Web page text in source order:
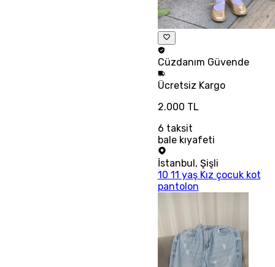
Cüzdanım Güvende
Ücretsiz Kargo
2.000 TL
6 taksit
bale kıyafeti
İstanbul , Şişli
10 11 yaş Kız çocuk kot
pantolon